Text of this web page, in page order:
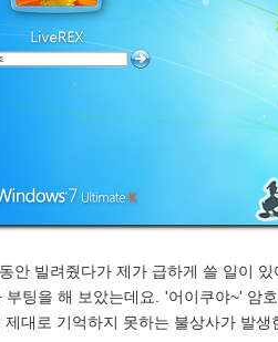
안 빌려줬다가 제가 급하게 쓸 일이
팅을 해 보았는데요. '어이쿠야~' 암호
대로 기억하지 못하는 불상사가 발생